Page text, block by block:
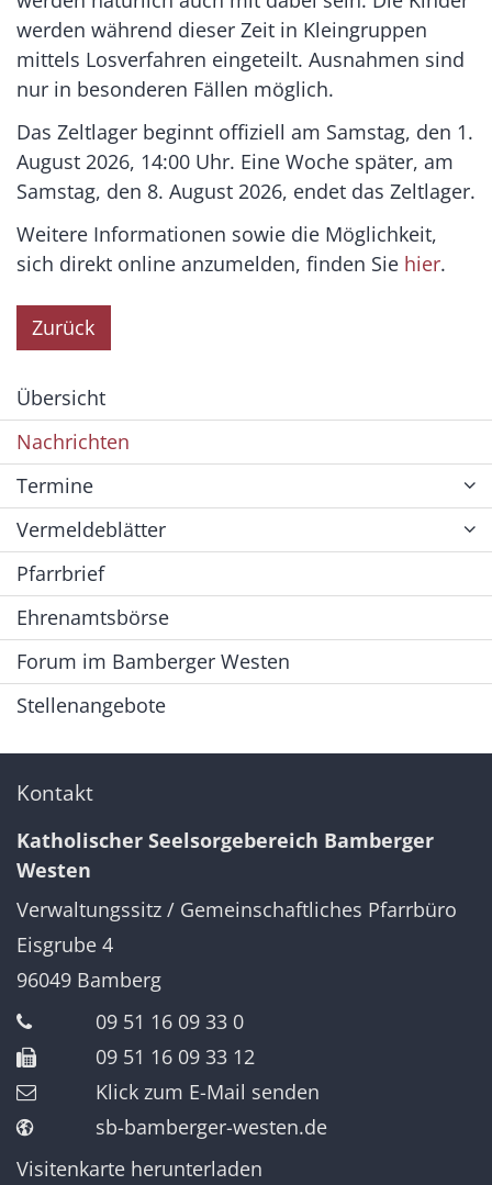
werden während dieser Zeit in Kleingruppen
mittels Losverfahren eingeteilt. Ausnahmen sind
nur in besonderen Fällen möglich.
Das Zeltlager beginnt offiziell am Samstag, den 1.
August 2026, 14:00 Uhr. Eine Woche später, am
Samstag, den 8. August 2026, endet das Zeltlager.
Weitere Informationen sowie die Möglichkeit,
sich direkt online anzumelden, finden Sie hier.
Zurück
Übersicht
Nachrichten
Termine
Vermeldeblätter
Pfarrbrief
Ehrenamtsbörse
Forum im Bamberger Westen
Stellenangebote
Kontakt
Katholischer Seelsorgebereich Bamberger
Westen
Verwaltungssitz / Gemeinschaftliches Pfarrbüro
Eisgrube 4
96049 Bamberg
09 51 16 09 33 0
09 51 16 09 33 12
Klick zum E-Mail senden
sb-bamberger-westen.de
Visitenkarte herunterladen